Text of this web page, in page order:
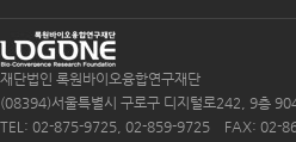
재단법인 록원바이오융합연구재단
(08394)서울특별시 구로구 디지털로242, 9층
TEL: 02-875-9725, 02-859-9725 FAX: 02-